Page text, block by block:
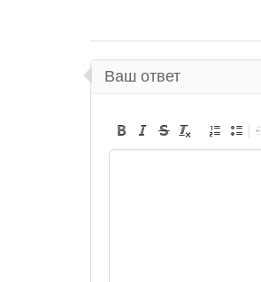
Ваш ответ